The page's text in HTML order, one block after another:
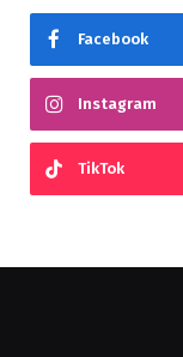
Facebook
Instagram
TikTok